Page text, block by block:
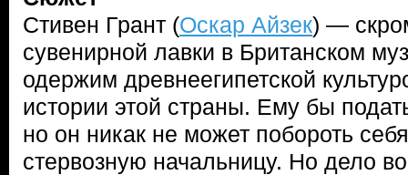
Стивен Грант (Оскар Айзек) —
сувенирной лавки в Британском
одержим древнеегипетской
истории этой страны. Ему бы
но он никак не может побороть
стервозную начальницу. Но дело